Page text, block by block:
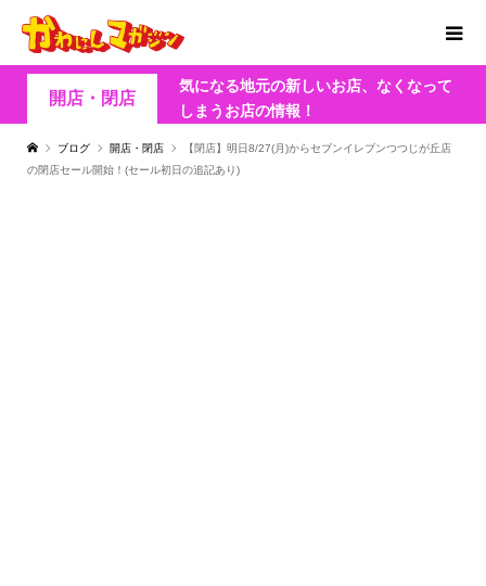
開店・閉店
気になる地元の新しいお店、なくなって
しまうお店の情報！
ブログ 開店・閉店
【閉店】明日8/27(月)からセブンイレブンつつじが丘店
の閉店セール開始！(セール初日の追記あり)